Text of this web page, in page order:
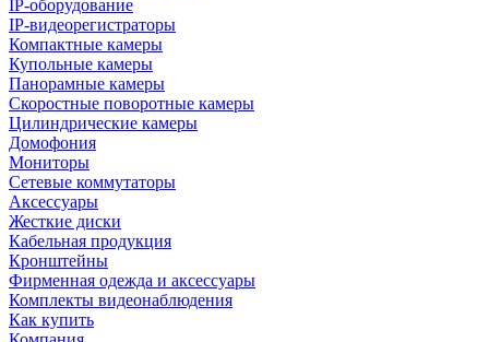
IP-оборудование
IP-видеорегистраторы
Компактные камеры
Купольные камеры
Панорамные камеры
Скоростные поворотные камеры
Цилиндрические камеры
Домофония
Мониторы
Сетевые коммутаторы
Аксессуары
Жесткие диски
Кабельная продукция
Кронштейны
Фирменная одежда и аксессуары
Комплекты видеонаблюдения
Как купить